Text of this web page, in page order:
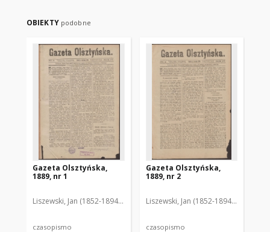
OBIEKTY podobne
Gazeta Olsztyńska,
1889, nr 1
Liszewski, Jan (1852-1894). Red.
czasopismo
Gazeta Olsztyńska,
1889, nr 2
Liszewski, Jan (1852-1894). Red.
czasopismo